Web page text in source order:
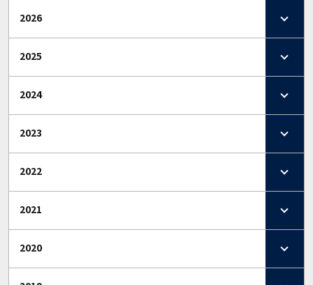
2026
2025
2024
2023
2022
2021
2020